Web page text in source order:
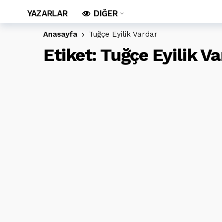
YAZARLAR DIĞER
Anasayfa Tuğçe Eyilik Vardar
Etiket: Tuğçe Eyilik